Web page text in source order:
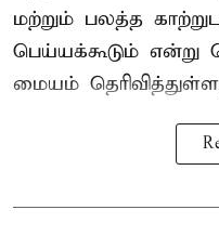
மற்றும் பலத்த
பெய்யக்கூடும்
மையம்